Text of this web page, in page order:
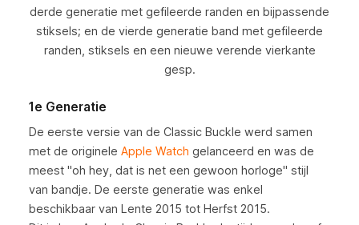
derde generatie met gefileerde randen en bijpassende
stiksels; en de vierde generatie band met gefileerde
randen, stiksels en een nieuwe verende vierkante
gesp.
1e Generatie
De eerste versie van de Classic Buckle werd samen
met de originele Apple Watch gelanceerd en was de
meest "oh hey, dat is net een gewoon horloge" stijl
van bandje. De eerste generatie was enkel
beschikbaar van Lente 2015 tot Herfst 2015.